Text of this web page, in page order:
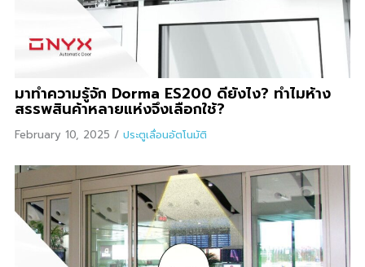
มาทำความรู้จัก Dorma ES200 ดียังไง? ทำไมห้าง
สรรพสินค้าหลายแห่งจึงเลือกใช้?
February 10, 2025 / ประตูเลื่อนอัตโนมัติ